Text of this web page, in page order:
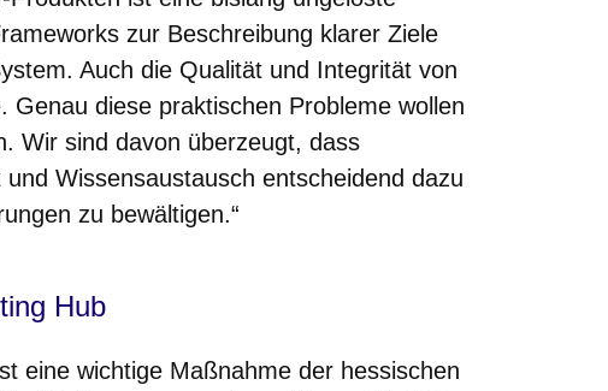
zur Beschreibung klarer Ziele
Auch die Qualität und Integrität von
Genau diese praktischen Probleme wollen
Wir sind davon überzeugt, dass
Wissensaustausch entscheidend dazu
zu bewältigen.“
Hub
eine wichtige Maßnahme der hessischen